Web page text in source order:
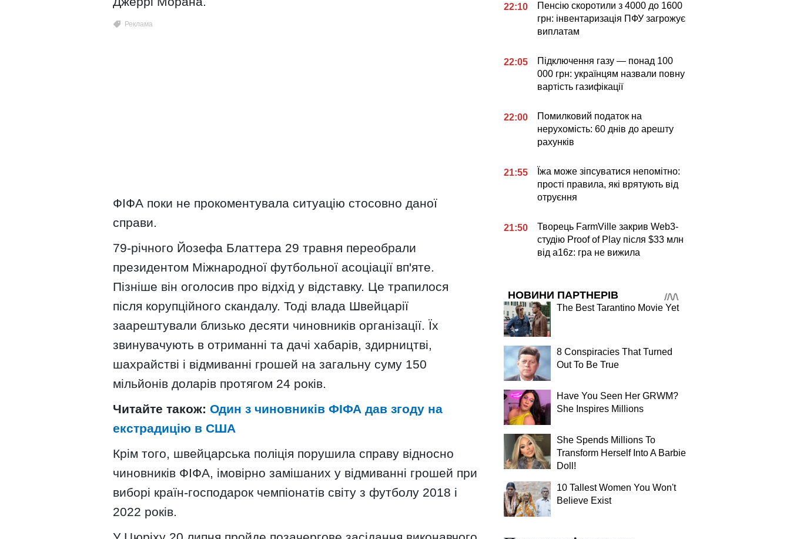
ФІФА поки не прокоментувала ситуацію стосовно даної
справи.
79-річного Йозефа Блаттера 29 травня переобрали
президентом Міжнародної футбольної асоціації вп'яте.
Пізніше він оголосив про відхід у відставку. Це трапилося
після корупційного скандалу. Тоді влада Швейцарії
заарештували близько десяти чиновників організації. Їх
звинувачують в отриманні та дачі хабарів, здирництві,
шахрайстві і відмиванні грошей на загальну суму 150
мільйонів доларів протягом 24 років.
Читайте також: Один з чиновників ФІФА дав згоду на
екстрадицію в США
Крім того, швейцарська поліція порушила справу відносно
чиновників ФІФА, імовірно замішаних у відмиванні грошей при
виборі країн-господарок чемпіонатів світу з футболу 2018 і
2022 років.
22:10
Пенсію скоротили з 4000 до 1600
грн: інвентаризація ПФУ загрожує
виплатам
22:05
Підключення газу — понад 100
000 грн: українцям назвали повну
вартість газифікації
22:00
Помилковий податок на
нерухомість: 60 днів до арешту
рахунків
21:55
Їжа може зіпсуватися непомітно:
прості правила, які врятують від
отруєння
21:50
Творець FarmVille закрив Web3-
студію Proof of Play після $33 млн
від a16z: гра не вижила
НОВИНИ ПАРТНЕРІВ
The Best Tarantino Movie Yet
8 Conspiracies That Turned
Out To Be True
Have You Seen Her GRWM?
She Inspires Millions
She Spends Millions To
Transform Herself Into A Barbie
Doll!
10 Tallest Women You Won't
Believe Exist